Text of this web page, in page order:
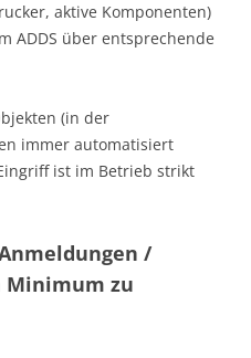
aktive Komponenten)
ADDS über entsprechende
(in der
immer automatisiert
ist im Betrieb strikt
/
Minimum zu